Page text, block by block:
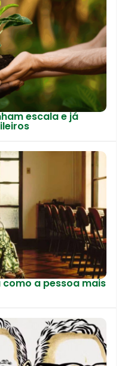
escala e já
a pessoa mais